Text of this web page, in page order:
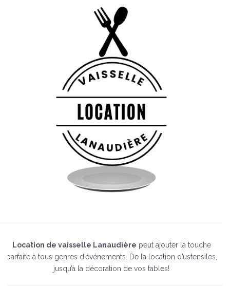
Location de vaisselle Lanaudière peut ajouter la touche
parfaite à tous genres d’événements. De la location d’ustensiles,
jusqu’à la décoration de vos tables!